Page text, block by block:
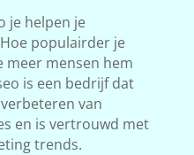
je helpen je
populairder je
meer mensen hem
is een bedrijf dat
van
en is vertrouwd met
trends.